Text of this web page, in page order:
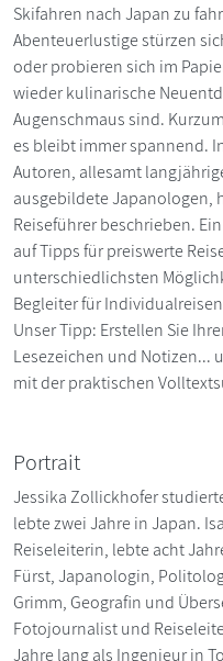
Skifahren nach Japan zu
Abenteuerlustige stürzen
oder probieren sich im
wieder kulinarische
Augenschmaus sind.
es bleibt immer spannend.
Autoren, allesamt
ausgebildete Japanologen,
Reiseführer beschrieben.
auf Tipps für preiswerte
unterschiedlichsten
Begleiter für
Unser Tipp: Erstellen Sie
Lesezeichen und Notizen...
mit der praktischen
Portrait
Jessika Zollickhofer
lebte zwei Jahre in Japan.
Reiseleiterin, lebte acht
Fürst, Japanologin,
Grimm, Geografin und
Fotojournalist und
Jahre lang als Ingenieur in